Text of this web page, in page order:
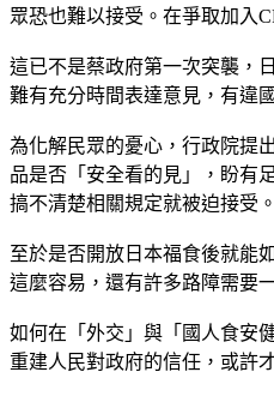
眾恐也難以接受。在爭取加入
這已不是蔡政府第一次突襲，
難有充分時間表達意見，有違
為化解民眾的憂心，行政院提
品是否「安全看的見」，盼有
搞不清楚相關規定就被迫接受。
至於是否開放日本福食後就能
這麼容易，還有許多路障需要
如何在「外交」與「國人食安
重建人民對政府的信任，或許